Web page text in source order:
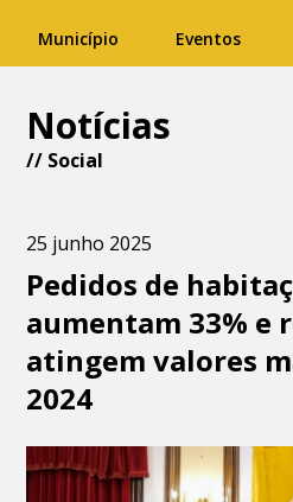
Município Eventos
Notícias
// Social
25 junho 2025
Pedidos de
aumentam 33% e
atingem valores
2024